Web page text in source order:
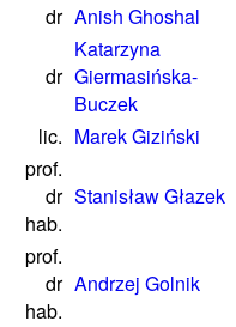
dr Anish Ghoshal
dr
Katarzyna
Giermasińska-
Buczek
lic. Marek Giziński
prof.
dr
hab.
Stanisław Głazek
prof.
dr
hab.
Andrzej Golnik